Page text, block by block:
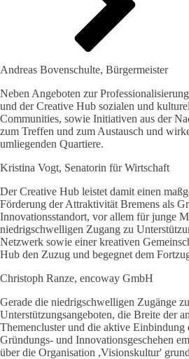
Andreas Bovenschulte, Bürgermeister
Neben Angeboten zur
und der Creative Hub sozialen und
Communities, sowie Initiativen aus der
zum Treffen und zum Austausch und
umliegenden Quartiere.
Kristina Vogt, Senatorin für Wirtschaft
Der Creative Hub leistet damit einen
Förderung der Attraktivität Bremens als
Innovationsstandort, vor allem für junge
niedrigschwelligen Zugang zu
Netzwerk sowie einer kreativen
Hub den Zuzug und begegnet dem
Christoph Ranze, encoway GmbH
Gerade die niedrigschwelligen Zugänge
Unterstützungsangeboten, die Breite der
Themencluster und die aktive Einbindung
Gründungs- und Innovationsgeschehen
über die Organisation ,Visionskultur'